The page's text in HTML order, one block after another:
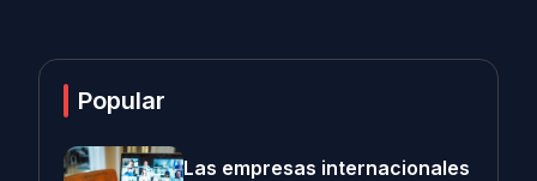
Popular
Las empresas internacionales